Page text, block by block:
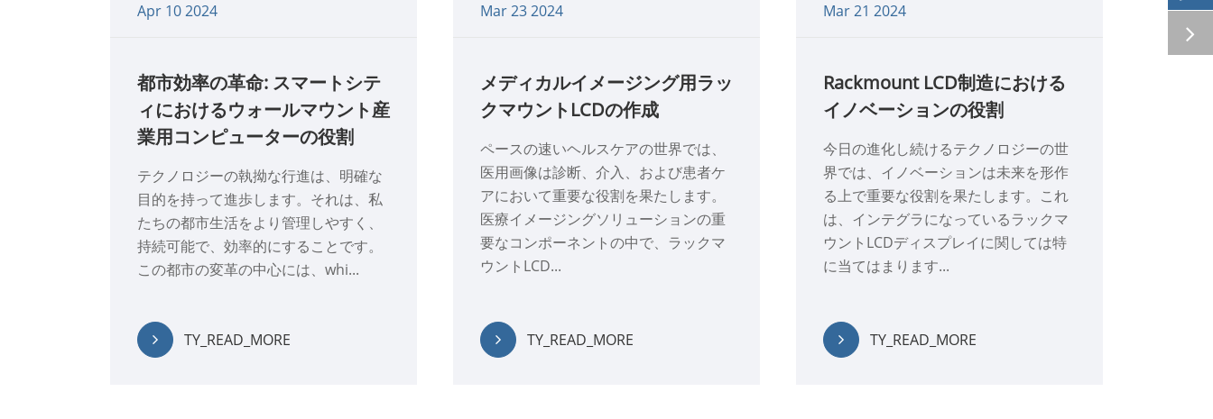
Apr 10 2024
都市効率の革命: スマートシテ
ィにおけるウォールマウント産
業用コンピューターの役割
テクノロジーの執拗な行進は、明確な
目的を持って進歩します。それは、私
たちの都市生活をより管理しやすく、
持続可能で、効率的にすることです。
この都市の変革の中心には、whi...
TY_READ_MORE
Mar 23 2024
メディカルイメージング用ラッ
クマウントLCDの作成
ペースの速いヘルスケアの世界では、
医用画像は診断、介入、および患者ケ
アにおいて重要な役割を果たします。
医療イメージングソリューションの重
要なコンポーネントの中で、ラックマ
ウントLCD...
TY_READ_MORE
Mar 21 2024
Rackmount LCD制造における
イノベーションの役割
今日の進化し続けるテクノロジーの世
界では、イノベーションは未来を形作
る上で重要な役割を果たします。これ
は、インテグラになっているラックマ
ウントLCDディスプレイに関しては特
に当てはまります...
TY_READ_MORE